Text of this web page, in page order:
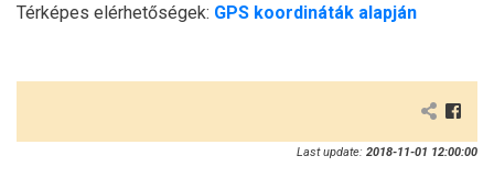
Térképes elérhetőségek: GPS koordináták alapján
Last update: 2018-11-01 12:00:00